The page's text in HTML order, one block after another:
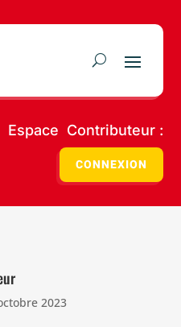
Espace Contributeur :
CONNEXION
2023